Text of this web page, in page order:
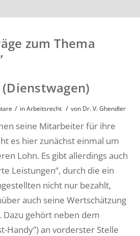
zum Thema
/ inArbeitsrecht / von Dr. V. Ghendler
seine Mitarbeiter für ihre
es hier zunächst einmal um
Lohn. Es gibt allerdings auch
Leistungen”, durch die ein
nicht nur bezahlt,
auch seine Wertschätzung
gehört neben dem
Handy”) an vorderster Stelle